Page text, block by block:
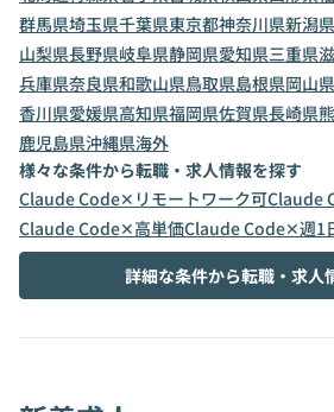
群馬県埼玉県千葉県東京都神奈川県新潟県
山梨県長野県岐阜県静岡県愛知県三重県
兵庫県奈良県和歌山県鳥取県島根県岡山県
香川県愛媛県高知県福岡県佐賀県長崎県
鹿児島県沖縄県海外
様々な条件から転職・求人情報を探す
Claude Code✕リモートワーク可Claude
Claude Code✕高単価Claude Code✕週1
詳細な条件から転職・求人